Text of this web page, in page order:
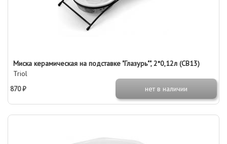
Миска керамическая на подставке "Глазурь"", 2*0,12л (CB13)
Triol
870 ₽
нет в наличии